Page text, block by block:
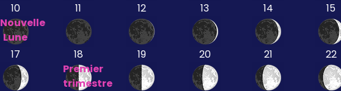
10
Nouvelle
Lune
11 12 13 14 15
17
18
Premier
trimestre
19 20 21 22